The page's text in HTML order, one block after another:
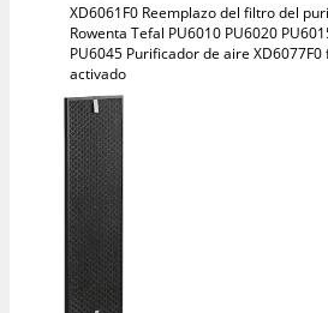
XD6061F0 Reemplazo del filtro del
Rowenta Tefal PU6010 PU6020
PU6045 Purificador de aire
activado